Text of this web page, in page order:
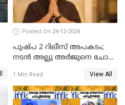
Posted On 24-12-2024
പുഷ്പ 2 റിലീസ് അപകടം;
നടന്‍ അല്ലു അര്‍ജുനെ ചോദ്യം
1 Min Read View All